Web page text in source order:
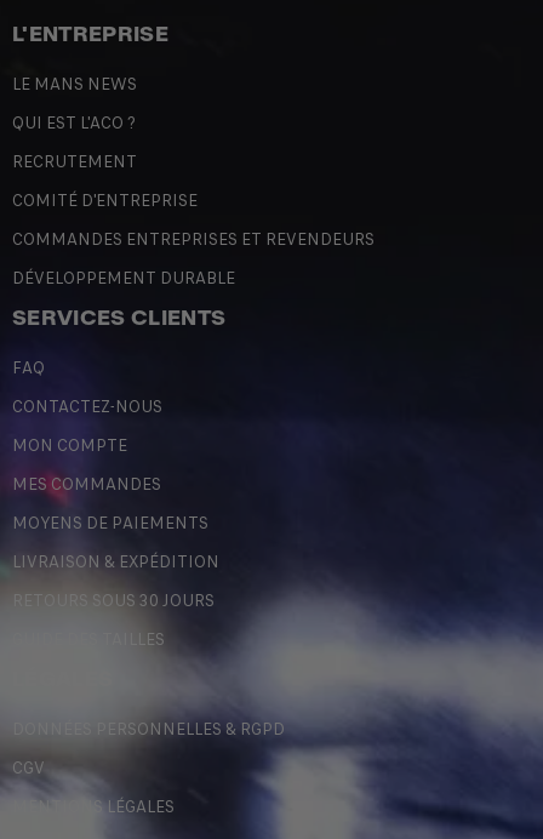
L'ENTREPRISE
LE MANS NEWS
QUI EST L'ACO ?
RECRUTEMENT
COMITÉ D'ENTREPRISE
COMMANDES ENTREPRISES ET REVENDEURS
DÉVELOPPEMENT DURABLE
SERVICES CLIENTS
FAQ
CONTACTEZ-NOUS
MON COMPTE
MES COMMANDES
MOYENS DE PAIEMENTS
LIVRAISON & EXPÉDITION
RETOURS SOUS 30 JOURS
GUIDE DES TAILLES
DONNÉES PERSONNELLES & RGPD
CGV
MENTIONS LÉGALES